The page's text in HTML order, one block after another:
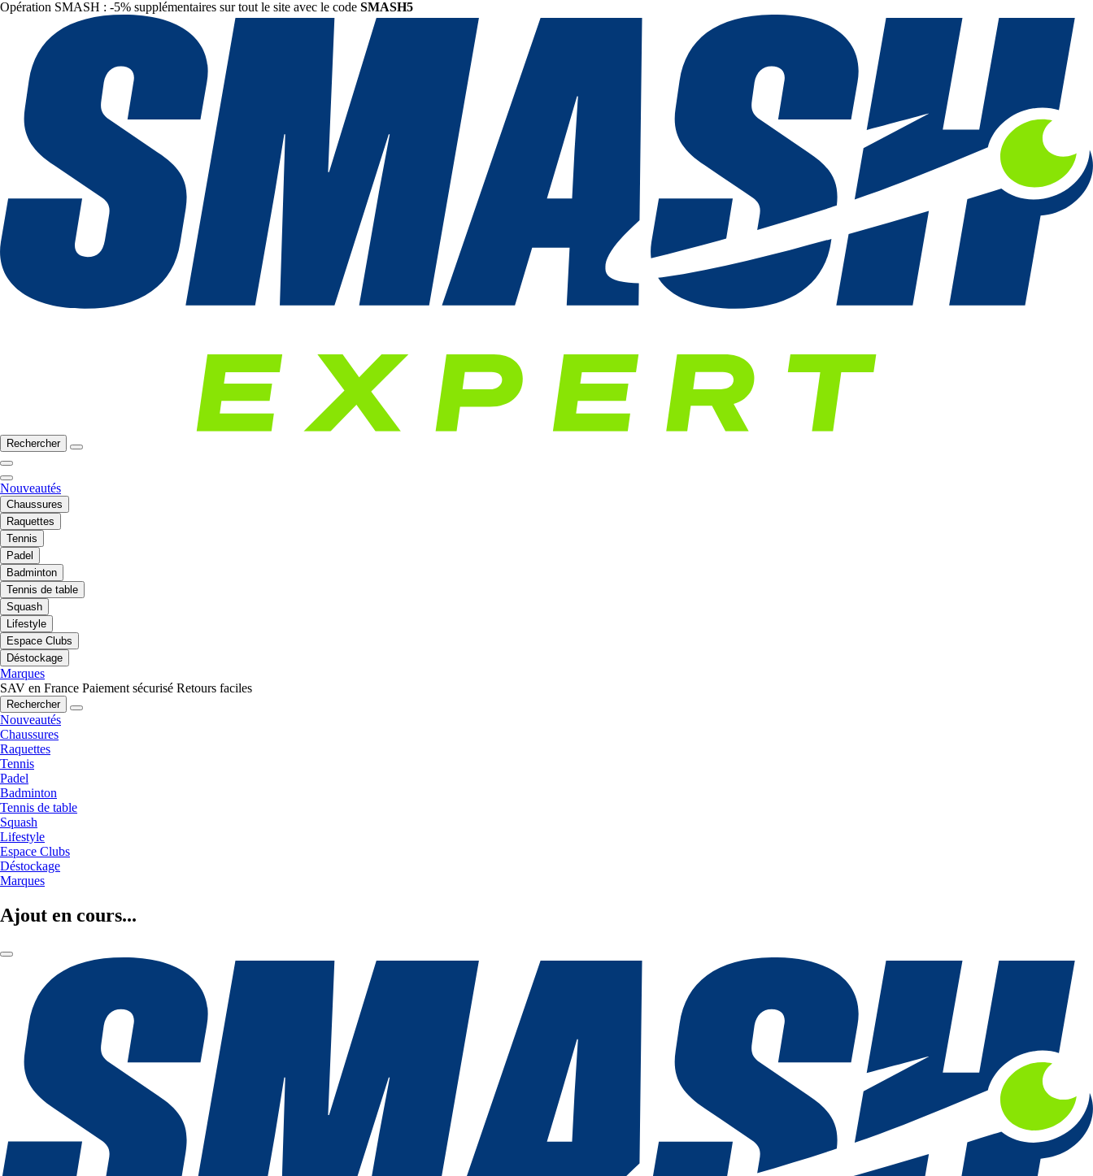
Opération SMASH : -5% supplémentaires sur tout le site avec le code SMASH5
Rechercher
Nouveautés
Chaussures
Raquettes
Tennis
Padel
Badminton
Tennis de table
Squash
Lifestyle
Espace Clubs
Déstockage
Marques
SAV en France Paiement sécurisé Retours faciles
Rechercher
Nouveautés
Chaussures
Raquettes
Tennis
Padel
Badminton
Tennis de table
Squash
Lifestyle
Espace Clubs
Déstockage
Marques
Ajout en cours...